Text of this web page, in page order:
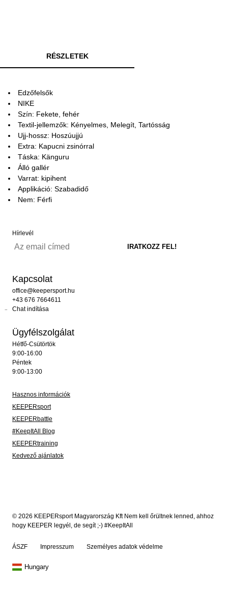
RÉSZLETEK
Edzőfelsők
NIKE
Szín: Fekete, fehér
Textil-jellemzők: Kényelmes, Melegít, Tartósság
Ujj-hossz: Hoszúujjú
Extra: Kapucni zsinórral
Táska: Känguru
Álló gallér
Varrat: kipihent
Applikáció: Szabadidő
Nem: Férfi
Hírlevél
Kapcsolat
office@keepersport.hu
+43 676 7664611
Chat indítása
Ügyfélszolgálat
Hétfő-Csütörtök
9:00-16:00
Péntek
9:00-13:00
Hasznos információk
KEEPERsport
KEEPERbattle
#KeepItAll Blog
KEEPERtraining
Kedvező ajánlatok
© 2026 KEEPERsport Magyarország Kft Nem kell őrültnek lenned, ahhoz
hogy KEEPER legyél, de segít ;-) #KeepItAll
ÁSZF Impresszum Személyes adatok védelme
Hungary